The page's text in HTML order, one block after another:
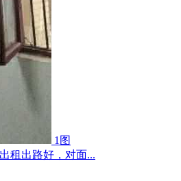
1图
租出路好，对面...